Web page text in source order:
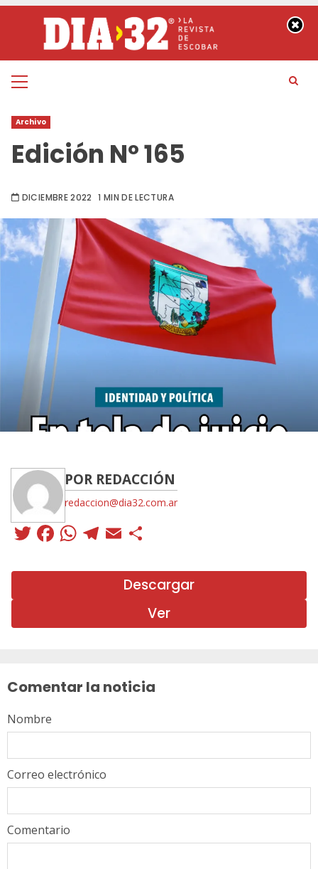
contenido
Menú
Archivo
Edición Nº 165
DICIEMBRE 2022 1 MIN DE LECTURA
POR REDACCIÓN
redaccion@dia32.com.ar
Twitter
Facebook
WhatsApp
Telegram
Email
Descargar
Ver
Comentar la noticia
Comentario
Nombre
Correo electrónico